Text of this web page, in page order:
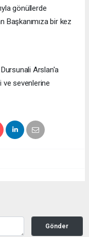
gönüllerde
Başkanımıza bir kez
Arslan'a
ve sevenlerine
Gönder